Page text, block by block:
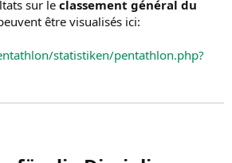
sur le classement général du
être visualisés ici:
statistiken/pentathlon.php?